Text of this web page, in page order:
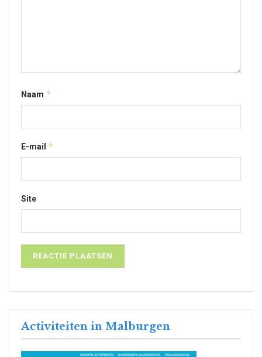
Naam *
E-mail *
Site
Activiteiten in Malburgen